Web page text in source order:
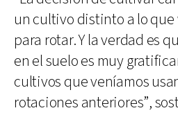
un cultivo distinto a lo
para rotar. Y la verdad es
en el suelo es muy
cultivos que veníamos
rotaciones anteriores”,